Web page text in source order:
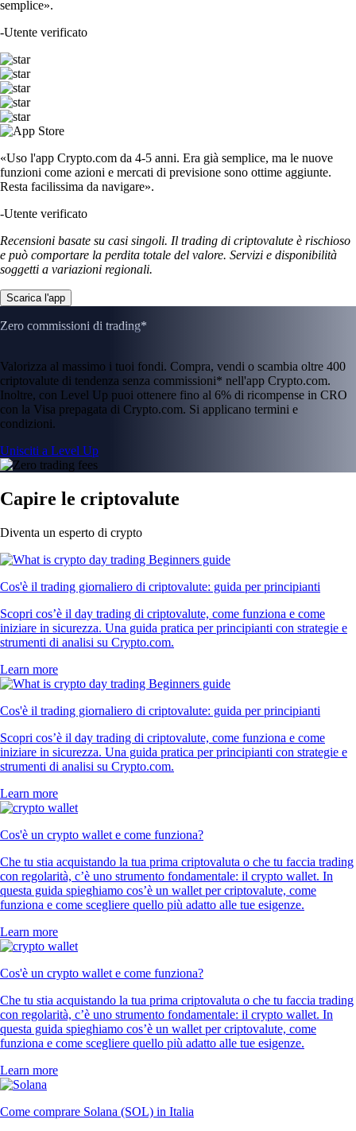
semplice».
-Utente verificato
«Uso l'app Crypto.com da 4-5 anni. Era già semplice, ma le nuove
funzioni come azioni e mercati di previsione sono ottime aggiunte.
Resta facilissima da navigare».
-Utente verificato
Recensioni basate su casi singoli. Il trading di criptovalute è rischioso
e può comportare la perdita totale del valore. Servizi e disponibilità
soggetti a variazioni regionali.
Scarica l'app
Zero commissioni di trading*
Valorizza al massimo i tuoi fondi. Compra, vendi o scambia oltre 400
criptovalute di tendenza senza commissioni* nell'app Crypto.com.
Inoltre, con Level Up puoi ottenere fino al 6% di ricompense in CRO
con la Visa prepagata di Crypto.com. Si applicano termini e
condizioni.
Unisciti a Level Up
Capire le criptovalute
Diventa un esperto di crypto
Cos'è il trading giornaliero di criptovalute: guida per principianti
Scopri cos’è il day trading di criptovalute, come funziona e come
iniziare in sicurezza. Una guida pratica per principianti con strategie e
strumenti di analisi su Crypto.com.
Learn more
Cos'è il trading giornaliero di criptovalute: guida per principianti
Scopri cos’è il day trading di criptovalute, come funziona e come
iniziare in sicurezza. Una guida pratica per principianti con strategie e
strumenti di analisi su Crypto.com.
Learn more
Cos'è un crypto wallet e come funziona?
Che tu stia acquistando la tua prima criptovaluta o che tu faccia trading
con regolarità, c’è uno strumento fondamentale: il crypto wallet. In
questa guida spieghiamo cos’è un wallet per criptovalute, come
funziona e come scegliere quello più adatto alle tue esigenze.
Learn more
Cos'è un crypto wallet e come funziona?
Che tu stia acquistando la tua prima criptovaluta o che tu faccia trading
con regolarità, c’è uno strumento fondamentale: il crypto wallet. In
questa guida spieghiamo cos’è un wallet per criptovalute, come
funziona e come scegliere quello più adatto alle tue esigenze.
Learn more
Come comprare Solana (SOL) in Italia